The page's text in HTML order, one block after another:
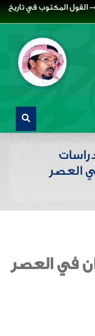
المكتوب في تاريخ
العصر
في العصر